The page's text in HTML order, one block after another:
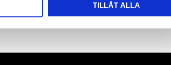
TILLÅT ALLA